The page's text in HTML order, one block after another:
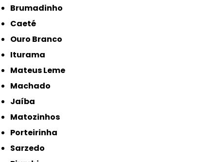
Brumadinho
Caeté
Ouro Branco
Iturama
Mateus Leme
Machado
Jaíba
Matozinhos
Porteirinha
Sarzedo